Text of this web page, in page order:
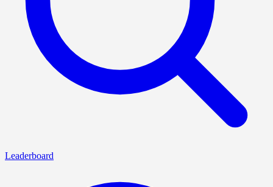
Leaderboard